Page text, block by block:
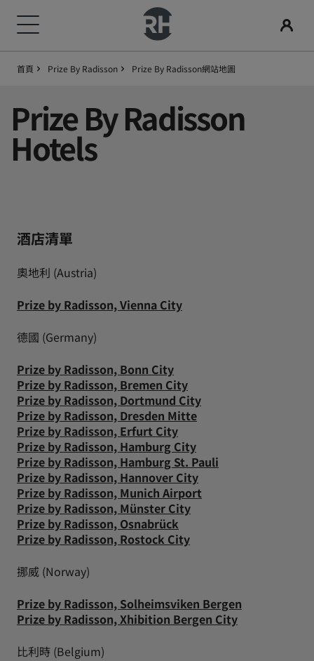
我們的品牌
Radisson Hotels 品牌
Radisson Collection Radisson Blu
Radisson Individuals
Park Plaza
Prize by Radisson Country Inn & Suites
中國區關聯品牌
J. Jin Jiang
尋找您的酒店
目的地
度假酒店
機場酒店
即將登場的全新酒店
會議與活動
探索 Radisson Meetings
預訂會議空間
活動目的地
產業解決方案
搜尋航班
搜尋航班
搜尋餐廳
數位服務
Radisson Hotels APP
酒店優惠
探索優惠折扣
首次預訂？
事先預訂
查看我們的套裝方案
旅行創意
適合家庭的酒店
Rad Pets
環保酒店
運動團隊住宿
商務旅客
造訪我們的部落格
Radisson Rewards
探索麗賞會
會員福利
如何賺取積分
專業訂房人員和會議組織者
首頁 Prize By Radisson Prize By Radisson網站地圖
Prize By Radisson
Hotels
酒店清單
奧地利 (Austria)
Prize by Radisson, Vienna City
德國 (Germany)
Prize by Radisson, Bonn City
Prize by Radisson, Bremen City
Prize by Radisson, Dortmund City
Prize by Radisson, Dresden Mitte
Prize by Radisson, Erfurt City
Prize by Radisson, Hamburg City
Prize by Radisson, Hamburg St. Pauli
Prize by Radisson, Hannover City
Prize by Radisson, Munich Airport
Prize by Radisson, Münster City
Prize by Radisson, Osnabrück
Prize by Radisson, Rostock City
挪威 (Norway)
Prize by Radisson, Solheimsviken Bergen
Prize by Radisson, Xhibition Bergen City
比利時 (Belgium)